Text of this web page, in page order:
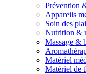
Prévention
Appareils
Soin des
Nutrition &
Massage &
Matériel
Matériel de